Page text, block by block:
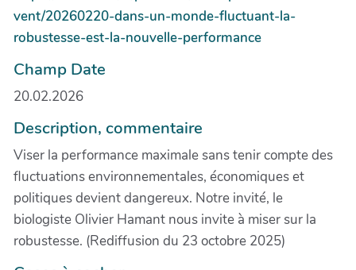
vent/20260220-dans-un-monde-fluctuant-la-
robustesse-est-la-nouvelle-performance
Champ Date
20.02.2026
Description, commentaire
Viser la performance maximale sans tenir compte des
fluctuations environnementales, économiques et
politiques devient dangereux. Notre invité, le
biologiste Olivier Hamant nous invite à miser sur la
robustesse. (Rediffusion du 23 octobre 2025)